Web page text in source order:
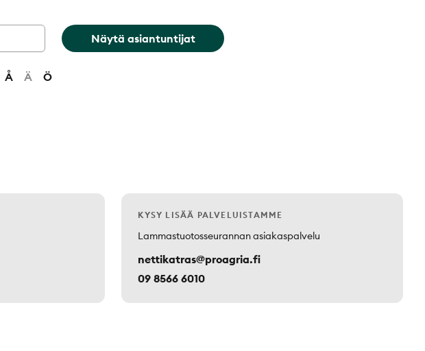
Näytä asiantuntijat
Å Ä Ö
KYSY LISÄÄ PALVELUISTAMME
Lammastuotosseurannan asiakaspalvelu
nettikatras@proagria.fi
09 8566 6010